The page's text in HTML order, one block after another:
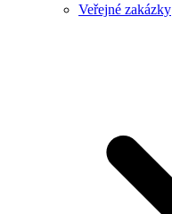
Veřejné zakázky